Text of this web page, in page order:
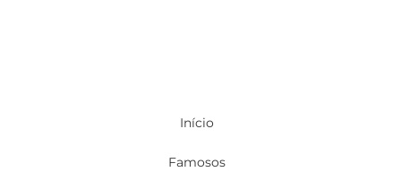
Início
Famosos